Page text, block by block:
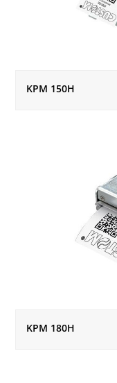
KPM 150H
KPM 180H